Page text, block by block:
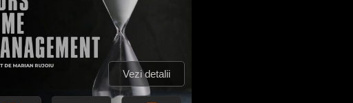
Vezi detalii